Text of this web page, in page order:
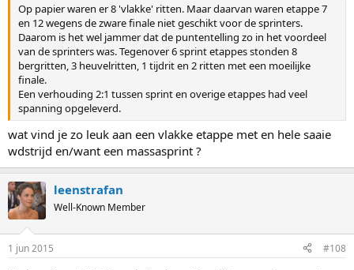
Op papier waren er 8 'vlakke' ritten. Maar daarvan waren etappe 7
en 12 wegens de zware finale niet geschikt voor de sprinters.
Daarom is het wel jammer dat de puntentelling zo in het voordeel
van de sprinters was. Tegenover 6 sprint etappes stonden 8
bergritten, 3 heuvelritten, 1 tijdrit en 2 ritten met een moeilijke
finale.
Een verhouding 2:1 tussen sprint en overige etappes had veel
spanning opgeleverd.
wat vind je zo leuk aan een vlakke etappe met en hele saaie
wdstrijd en/want een massasprint ?
leenstrafan
Well-Known Member
1 jun 2015 #108